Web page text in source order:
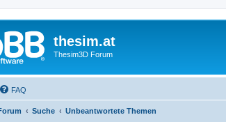
thesim.at
Thesim3D Forum
FAQ
Suche Unbeantwortete Themen